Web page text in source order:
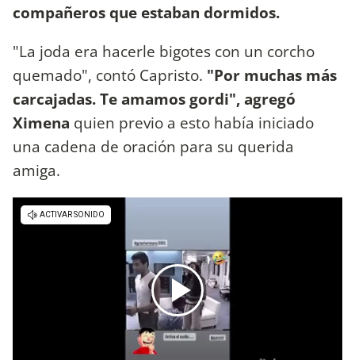
compañeros que estaban dormidos.
"La joda era hacerle bigotes con un corcho
quemado", contó Capristo. "Por muchas más
carcajadas. Te amamos gordi", agregó
Ximena quien previo a esto había iniciado
una cadena de oración para su querida
amiga.